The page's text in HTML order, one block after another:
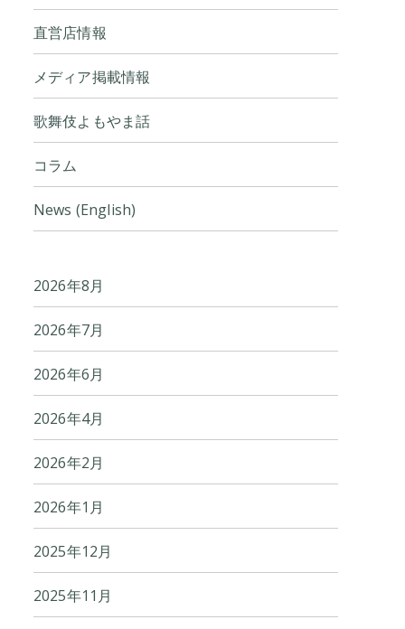
直営店情報
メディア掲載情報
歌舞伎よもやま話
コラム
News (English)
2026年8月
2026年7月
2026年6月
2026年4月
2026年2月
2026年1月
2025年12月
2025年11月